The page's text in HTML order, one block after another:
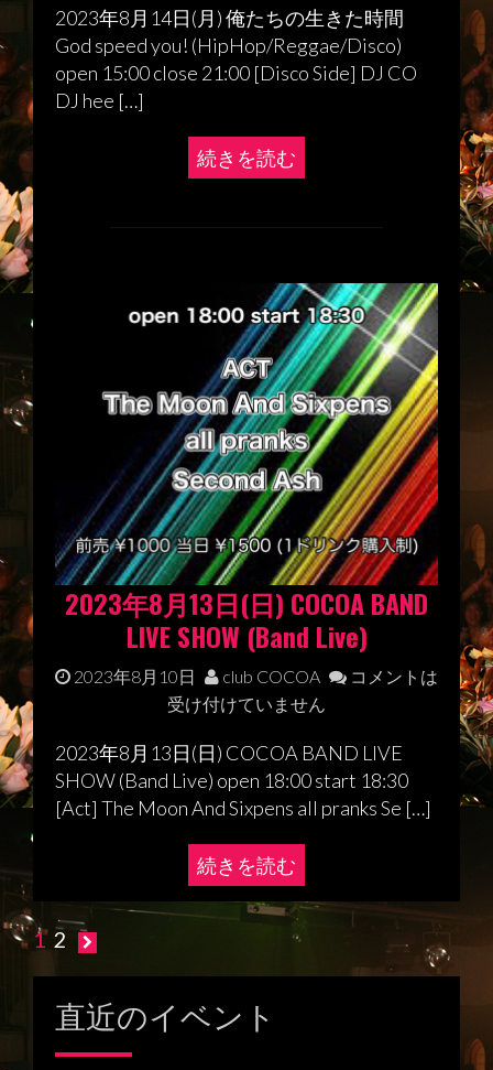
2023年8月14日(月) 俺たちの生きた時間
God speed you! (HipHop/Reggae/Disco)
open 15:00 close 21:00 [Disco Side] DJ CO
DJ hee […]
続きを読む
2023年8月13日(日) COCOA BAND
LIVE SHOW (Band Live)
2023年8月10日 club COCOA
コメントは
受け付けていません
2023年8月13日(日) COCOA BAND LIVE
SHOW (Band Live) open 18:00 start 18:30
[Act] The Moon And Sixpens all pranks Se […]
続きを読む
投
稿
ナ
1 2
直近のイベント